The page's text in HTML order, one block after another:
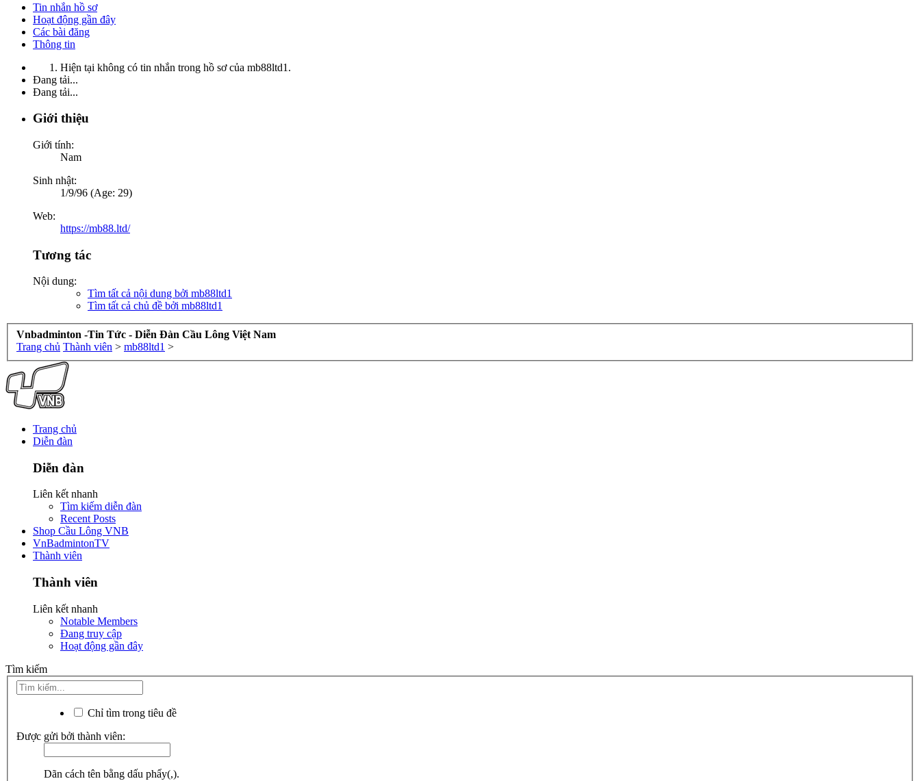
Tin nhắn hồ sơ
Hoạt động gần đây
Các bài đăng
Thông tin
Hiện tại không có tin nhắn trong hồ sơ của mb88ltd1.
Đang tải...
Đang tải...
Giới thiệu
Giới tính:
Nam
Sinh nhật:
1/9/96 (Age: 29)
Web:
https://mb88.ltd/
Tương tác
Nội dung:
Tìm tất cả nội dung bởi mb88ltd1
Tìm tất cả chủ đề bởi mb88ltd1
Vnbadminton -Tin Tức - Diễn Đàn Cầu Lông Việt Nam
Trang chủ Thành viên > mb88ltd1 >
Trang chủ
Diễn đàn
Diễn đàn
Liên kết nhanh
Tìm kiếm diễn đàn
Recent Posts
Shop Cầu Lông VNB
VnBadmintonTV
Thành viên
Thành viên
Liên kết nhanh
Notable Members
Đang truy cập
Hoạt động gần đây
Tìm kiếm
Chỉ tìm trong tiêu đề
Được gửi bởi thành viên:
Dãn cách tên bằng dấu phẩy(,).